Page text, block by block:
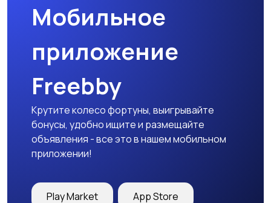
Бутербродницы,
тостеры
Кухонные комбайны,
Мобильное
приложение
Freebby
Крутите колесо фортуны, выигрывайте
бонусы, удобно ищите и размещайте
объявления - все это в нашем мобильном
приложении!
Play Market App Store